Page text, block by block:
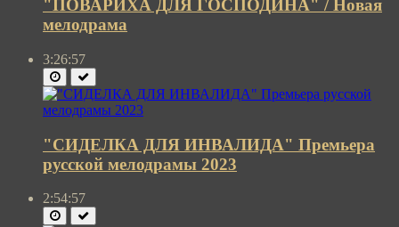
"ПОВАРИХА ДЛЯ ГОСПОДИНА" / Новая
мелодрама
3:26:57
"СИДЕЛКА ДЛЯ ИНВАЛИДА" Премьера
русской мелодрамы 2023
2:54:57